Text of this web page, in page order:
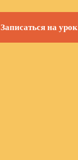
Записаться на урок